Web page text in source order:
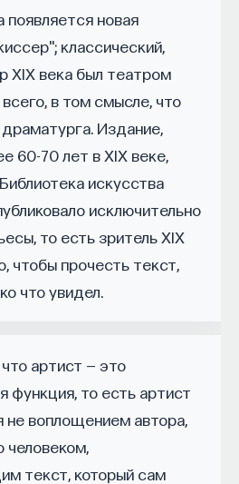
появляется новая
классический,
XIX века был театром
в том смысле, что
Издание,
60-70 лет в XIX веке,
искусства
исключительно
то есть зритель XIX
чтобы прочесть текст,
что увидел.
артист — это
функция, то есть артист
не воплощением автора,
текст, который сам
не только
лет. Ключевой
не раскрывается в тот
выходит на работу, —
Дальше человек
лет пользуется тем,
Если задуматься, как
свое первое образование,
годах,
четыре цели
идеологии образования.
трансляция
где в центре находится
и не рынок труда.
определенного типа
способного